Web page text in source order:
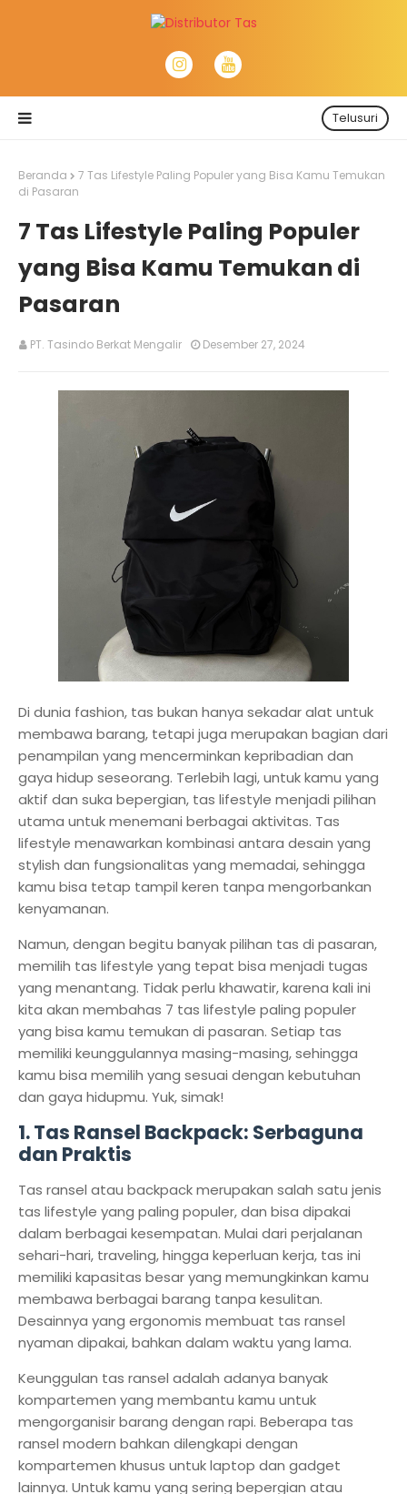
Telusuri
Beranda
7 Tas Lifestyle Paling Populer yang Bisa Kamu Temukan
di Pasaran
7 Tas Lifestyle Paling Populer
yang Bisa Kamu Temukan di
Pasaran
PT. Tasindo Berkat Mengalir Desember 27, 2024
Di dunia fashion, tas bukan hanya sekadar alat untuk
membawa barang, tetapi juga merupakan bagian dari
penampilan yang mencerminkan kepribadian dan
gaya hidup seseorang. Terlebih lagi, untuk kamu yang
aktif dan suka bepergian, tas lifestyle menjadi pilihan
utama untuk menemani berbagai aktivitas. Tas
lifestyle menawarkan kombinasi antara desain yang
stylish dan fungsionalitas yang memadai, sehingga
kamu bisa tetap tampil keren tanpa mengorbankan
kenyamanan.
Namun, dengan begitu banyak pilihan tas di pasaran,
memilih tas lifestyle yang tepat bisa menjadi tugas
yang menantang. Tidak perlu khawatir, karena kali ini
kita akan membahas 7 tas lifestyle paling populer
yang bisa kamu temukan di pasaran. Setiap tas
memiliki keunggulannya masing-masing, sehingga
kamu bisa memilih yang sesuai dengan kebutuhan
dan gaya hidupmu. Yuk, simak!
1.Tas Ransel Backpack: Serbaguna
dan Praktis
Tas ransel atau backpack merupakan salah satu jenis
tas lifestyle yang paling populer, dan bisa dipakai
dalam berbagai kesempatan. Mulai dari perjalanan
sehari-hari, traveling, hingga keperluan kerja, tas ini
memiliki kapasitas besar yang memungkinkan kamu
membawa berbagai barang tanpa kesulitan.
Desainnya yang ergonomis membuat tas ransel
nyaman dipakai, bahkan dalam waktu yang lama.
Keunggulan tas ransel adalah adanya banyak
kompartemen yang membantu kamu untuk
mengorganisir barang dengan rapi. Beberapa tas
ransel modern bahkan dilengkapi dengan
kompartemen khusus untuk laptop dan gadget
lainnya. Untuk kamu yang sering bepergian atau